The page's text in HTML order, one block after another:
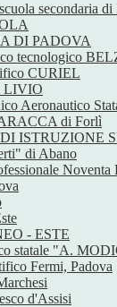
secondaria
DI PADOVA
tecnologico
CURIEL
LIVIO
Aeronautico
di Forlì
ISTRUZIONE
di Abano
Noventa
- ESTE
statale "A.
Fermi, Padova
d'Assisi